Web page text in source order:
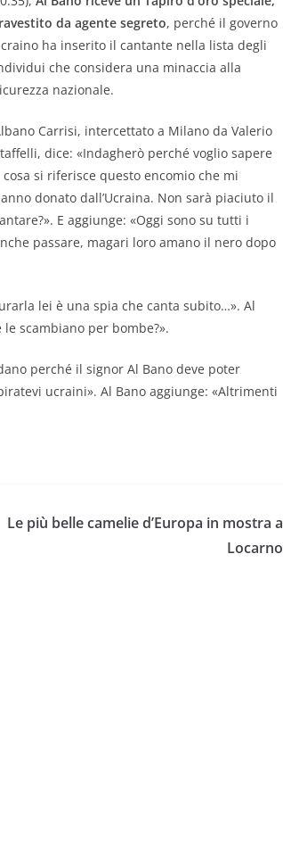
da agente segreto, perché il governo
ha inserito il cantante nella lista degli
che considera una minaccia alla
nazionale.
Carrisi, intercettato a Milano da Valerio
dice: «Indagherò perché voglio sapere
cosa si riferisce questo encomio che mi
donato dall’Ucraina. Non sarà piaciuto il
E aggiunge: «Oggi sono su tutti i
passare, magari loro amano il nero dopo
lei è una spia che canta subito…». Al
scambiano per bombe?».
perché il signor Al Bano deve poter
ucraini». Al Bano aggiunge: «Altrimenti
Le più belle camelie d’Europa in mostra a
Locarno